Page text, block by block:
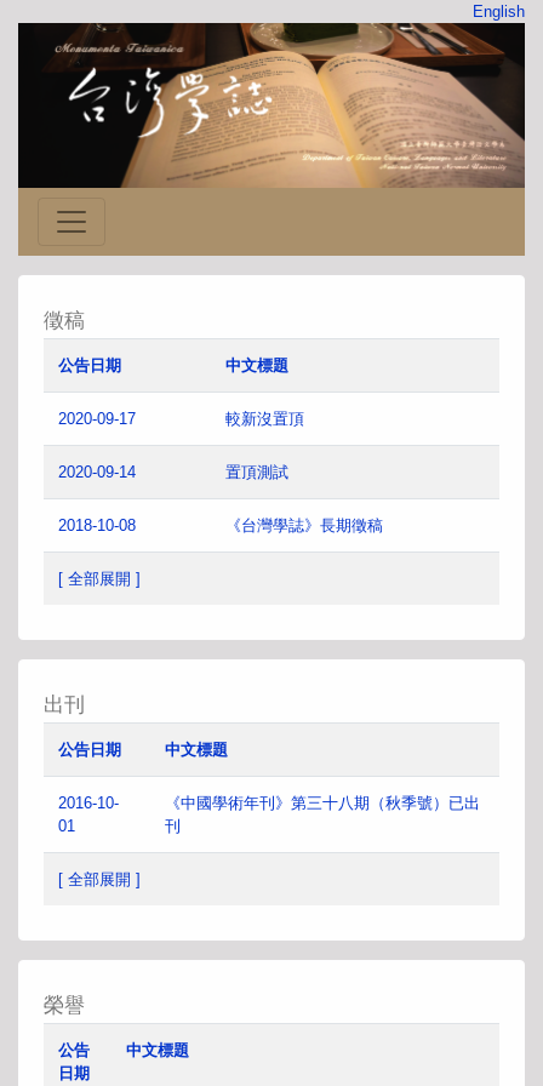
English
徵稿
公告日期 中文標題
2020-09-17 較新沒置頂
2020-09-14 置頂測試
2018-10-08 《台灣學誌》長期徵稿
[ 全部展開 ]
出刊
公告日期 中文標題
2016-10-
01
《中國學術年刊》第三十八期（秋季號）已出
刊
[ 全部展開 ]
榮譽
公告
日期
中文標題